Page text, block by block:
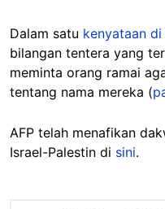
Dalam satu kenyataan di
bilangan tentera yang
meminta orang ramai
tentang nama mereka (
AFP telah menafikan
Israel-Palestin di sini.